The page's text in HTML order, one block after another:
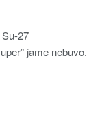
27
jame nebuvo.